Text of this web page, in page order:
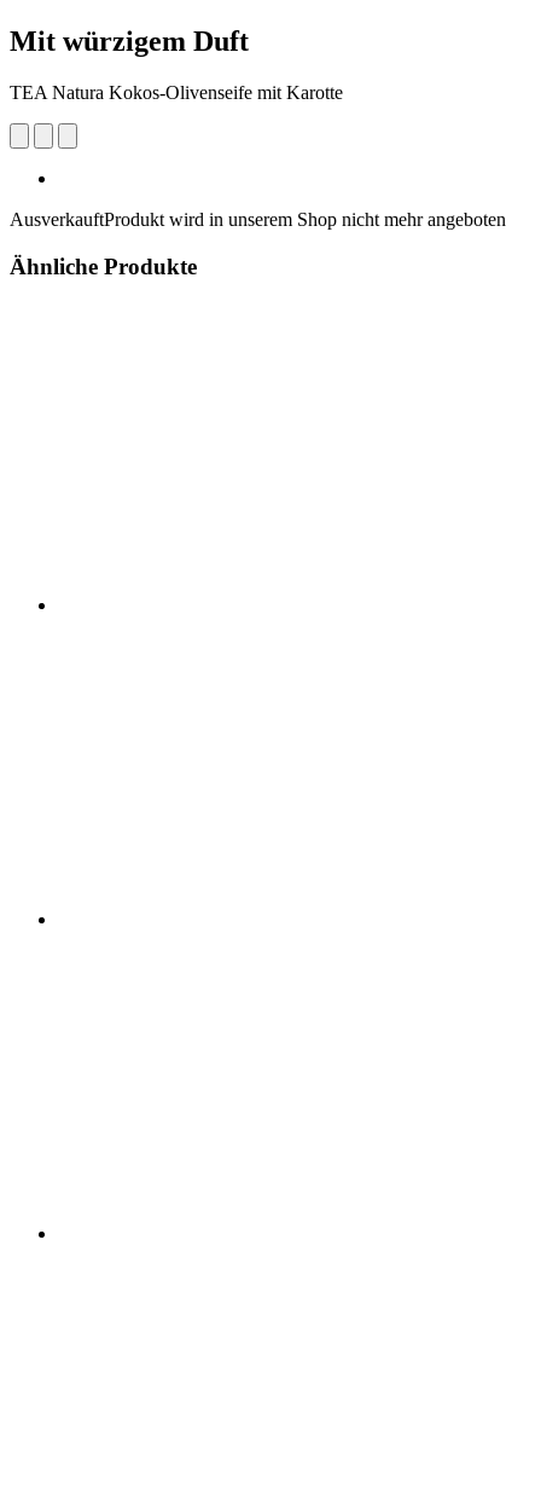
Mit würzigem Duft
TEA Natura Kokos-Olivenseife mit Karotte
AusverkauftProdukt wird in unserem Shop nicht mehr angeboten
Ähnliche Produkte